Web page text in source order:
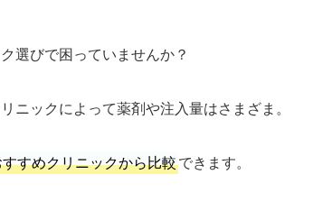
選びで困っていませんか？
ックによって薬剤や注入量はさまざま。
すめクリニックから比較できます。